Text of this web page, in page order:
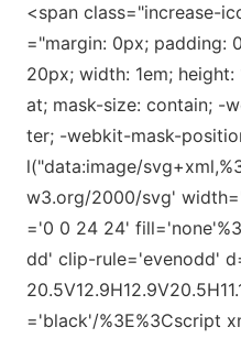
<span class="increase-
="margin: 0px; padding:
20px; width: 1em;
at; mask-size: contain; -
ter; -webkit-mask-
l("data:image/
w3.org/2000/svg' width=
='0 0 24 24' fill='none
dd' clip-rule='evenodd'
='black'/%3E%3Cscript